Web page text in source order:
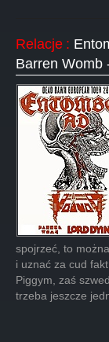
Relacje :
Barren Womb
spojrzeć, to
i uznać za cud
Piggym, zaś
trzeba jeszcze